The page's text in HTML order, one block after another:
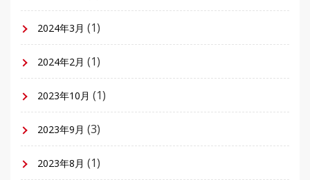
2024年3月 (1)
2024年2月 (1)
2023年10月 (1)
2023年9月 (3)
2023年8月 (1)